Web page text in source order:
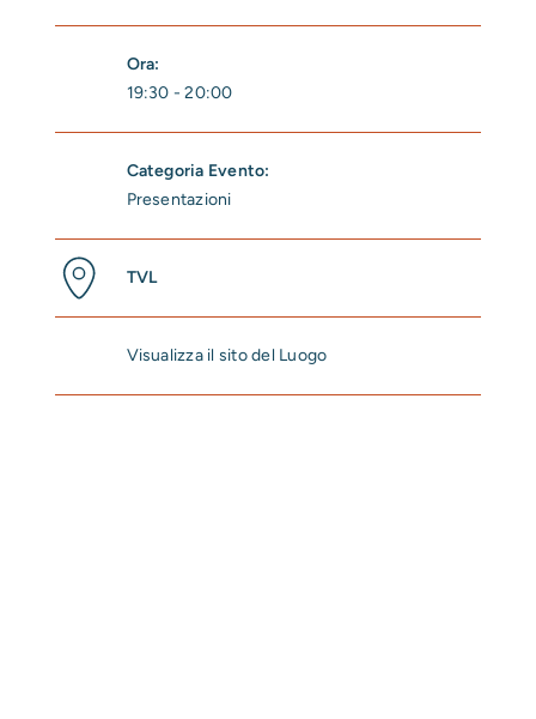
Ora:
19:30 - 20:00
Categoria Evento:
Presentazioni
TVL
Visualizza il sito del Luogo